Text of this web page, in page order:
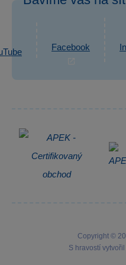
Reklamace
Informace o zpracování
eshop@sparkys.cz
Facebook
Copyright ©
S hravostí vytvořil